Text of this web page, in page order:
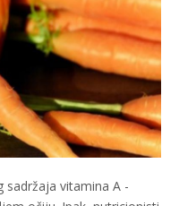
sadržaja vitamina A -